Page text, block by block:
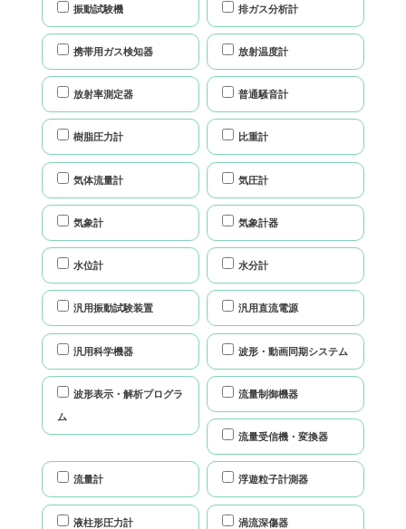
振動試験機 排ガス分析計
携帯用ガス検知器 放射温度計
放射率測定器 普通騒音計
樹脂圧力計 比重計
気体流量計 気圧計
気象計 気象計器
水位計 水分計
汎用振動試験装置 汎用直流電源
汎用科学機器 波形・動画同期システム
波形表示・解析プログラ
ム
流量制御機器
流量受信機・変換器
流量計 浮遊粒子計測器
液柱形圧力計 渦流深傷器